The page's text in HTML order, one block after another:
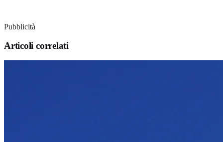
Pubblicità
Articoli correlati